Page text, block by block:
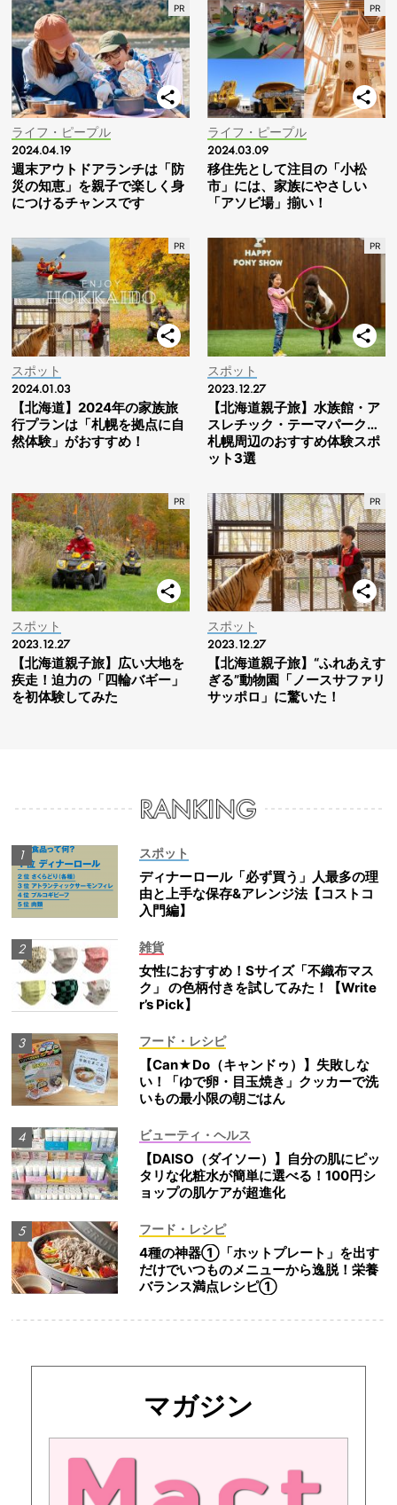
ライフ・ピープル
2024.04.19
週末アウトドアランチは「防
災の知恵」を親子で楽しく身
につけるチャンスです
ライフ・ピープル
2024.03.09
移住先として注目の「小松
市」には、家族にやさしい
「アソビ場」揃い！
スポット
2024.01.03
【北海道】2024年の家族旅
行プランは「札幌を拠点に自
然体験」がおすすめ！
スポット
2023.12.27
【北海道親子旅】水族館・ア
スレチック・テーマパーク…
札幌周辺のおすすめ体験スポ
ット3選
スポット
2023.12.27
【北海道親子旅】広い大地を
疾走！迫力の「四輪バギー」
を初体験してみた
スポット
2023.12.27
【北海道親子旅】“ふれあえす
ぎる”動物園「ノースサファリ
サッポロ」に驚いた！
スポット
ディナーロール「必ず買う」人最多の理
由と上手な保存&アレンジ法【コストコ
入門編】
雑貨
女性におすすめ！Sサイズ「不織布マス
ク」 の色柄付きを試してみた！【Write
r’s Pick】
フード・レシピ
【Can★Do（キャンドゥ）】失敗しな
い！「ゆで卵・目玉焼き」クッカーで洗
いもの最小限の朝ごはん
ビューティ・ヘルス
【DAISO（ダイソー）】自分の肌にピッ
タリな化粧水が簡単に選べる！100円シ
ョップの肌ケアが超進化
フード・レシピ
4種の神器①「ホットプレート」を出す
だけでいつものメニューから逸脱！栄養
バランス満点レシピ①
マガジン